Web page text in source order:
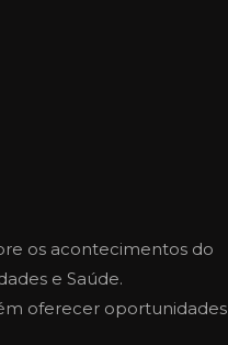
os acontecimentos do
e Saúde.
oferecer oportunidades